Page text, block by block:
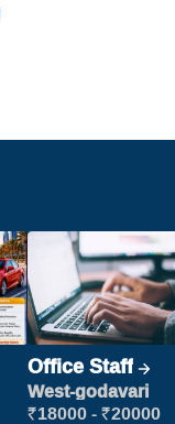
Office Staff
West-godavari
₹18000 - ₹20000